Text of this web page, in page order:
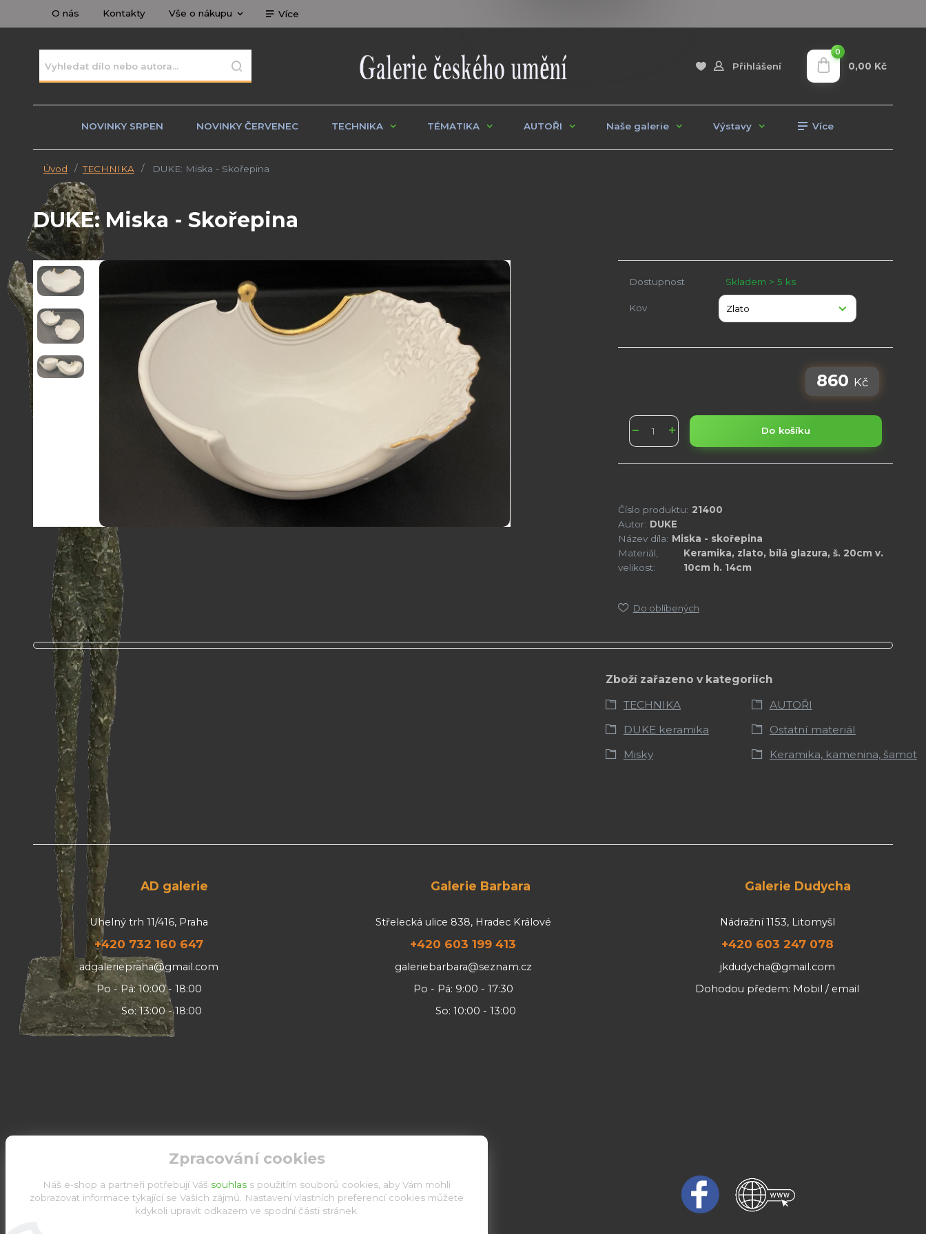
O nás Kontakty Vše o nákupu Více
Přihlášení
0
0,00 Kč
NOVINKY SRPEN NOVINKY ČERVENEC TECHNIKA TÉMATIKA AUTOŘI Naše galerie Výstavy Více
Úvod TECHNIKA DUKE: Miska - Skořepina
DUKE: Miska - Skořepina
Dostupnost Skladem > 5 ks
Kov
860 Kč
Do košíku
Číslo produktu: 21400
Autor: DUKE
Název díla: Miska - skořepina
Materiál,
velikost:
Keramika, zlato, bílá glazura, š. 20cm v.
10cm h. 14cm
Do oblíbených
Zboží zařazeno v kategoriích
TECHNIKA
AUTOŘI
DUKE keramika
Ostatní materiál
Misky
Keramika, kamenina, šamot
AD galerie
Uhelný trh 11/416, Praha
+420 732 160 647
adgaleriepraha@gmail.com
Po - Pá: 10:00 - 18:00
So: 13:00 - 18:00
Galerie Barbara
Střelecká ulice 838, Hradec Králové
+420 603 199 413
galeriebarbara@seznam.cz
Po - Pá: 9:00 - 17:30
So: 10:00 - 13:00
Galerie Dudycha
Nádražní 1153, Litomyšl
+420 603 247 078
jkdudycha@gmail.com
Dohodou předem: Mobil / email
Zpracování cookies
Náš e-shop a partneři potřebují Váš souhlas s použitím souborů cookies, aby Vám mohli
zobrazovat informace týkající se Vašich zájmů. Nastavení vlastních preferencí cookies můžete
kdykoli upravit odkazem ve spodní části stránek.